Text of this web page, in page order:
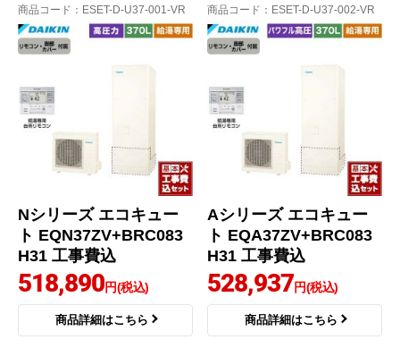
商品コード ：ESET-D-U37-001-VR
Nシリーズ エコキュー
ト EQN37ZV+BRC083
H31 工事費込
518,890円(税込)
商品詳細はこちら
商品コード ：ESET-D-U37-002-VR
Aシリーズ エコキュー
ト EQA37ZV+BRC083
H31 工事費込
528,937円(税込)
商品詳細はこちら